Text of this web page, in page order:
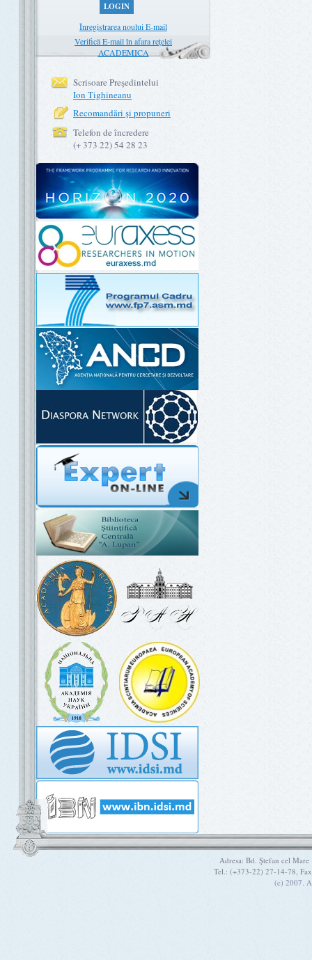
LOGIN
Înregistrarea noului E-mail
Verifică E-mail în afara rețelei
ACADEMICA
Scrisoare Preşedintelui
Ion Tighineanu
Recomandări şi propuneri
Telefon de încredere
(+ 373 22) 54 28 23
Adresa: Bd. Ştefan cel
Tel.: (+373-22) 27-14-78,
(c) 2007.